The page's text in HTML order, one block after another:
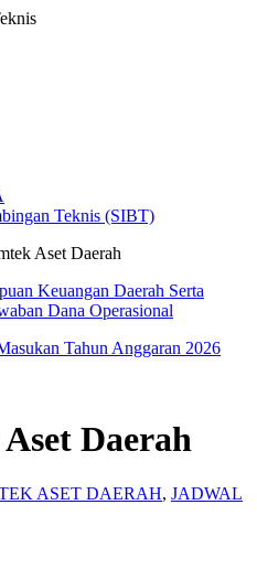
Teknis (SIBT)
Aset Daerah
Keuangan Daerah Serta
Dana Operasional
Tahun Anggaran 2026
Daerah
ASET DAERAH, JADWAL